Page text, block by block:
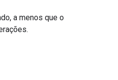
a menos que o